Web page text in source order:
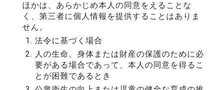
ほかは、あらかじめ本人の同意をえることな
く、第三者に個人情報を提供することはありま
せん。
法令に基づく場合
人の生命、身体または財産の保護のために必
要がある場合であって、本人の同意を得るこ
とが困難であるとき